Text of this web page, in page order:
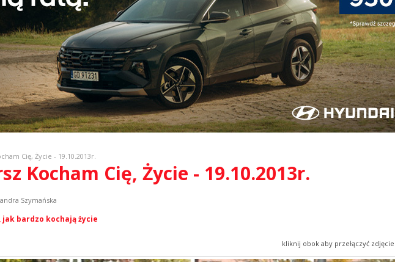
Cię, Życie - 19.10.2013r.
Kocham Cię, Życie - 19.10.2013r.
Szymańska
jak bardzo kochają życie
kliknij obok aby przełączyć zdjęcie